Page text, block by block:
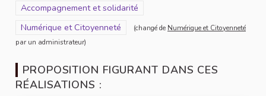
Filtrer les résultats de la catégorie : Accompagnement et
Accompagnement et solidarité
Filtrer les résultats pour le secteur : Numérique et Citoyenneté
Numérique et Citoyenneté (changé de Numérique et Citoyenneté
par un administrateur)
PROPOSITION FIGURANT DANS CES
RÉALISATIONS :